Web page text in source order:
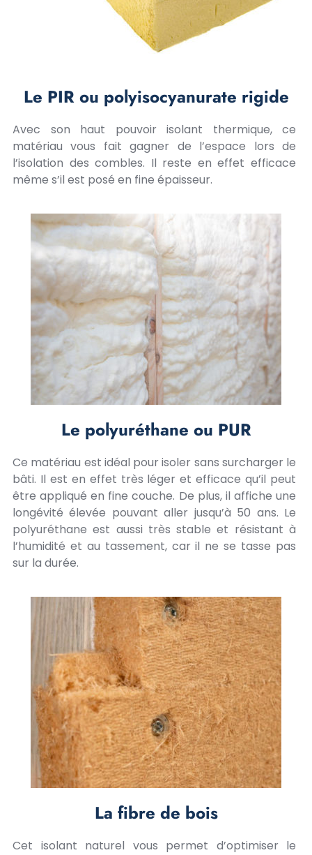
Le PIR ou polyisocyanurate rigide
Avec son haut pouvoir isolant thermique, ce
matériau vous fait gagner de l’espace lors de
l’isolation des combles. Il reste en effet efficace
même s’il est posé en fine épaisseur.
Le polyuréthane ou PUR
Ce matériau est idéal pour isoler sans surcharger le
bâti. Il est en effet très léger et efficace qu’il peut
être appliqué en fine couche. De plus, il affiche une
longévité élevée pouvant aller jusqu’à 50 ans. Le
polyuréthane est aussi très stable et résistant à
l’humidité et au tassement, car il ne se tasse pas
sur la durée.
La fibre de bois
Cet isolant naturel vous permet d’optimiser le